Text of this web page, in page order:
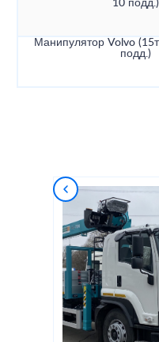
10 подд.)
Манипулятор Volvo
подд.)